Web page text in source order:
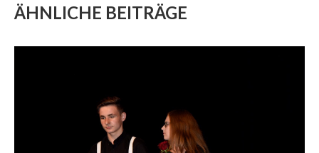
ÄHNLICHE BEITRÄGE